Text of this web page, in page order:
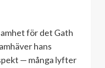
för det Gath
hans
— många lyfter